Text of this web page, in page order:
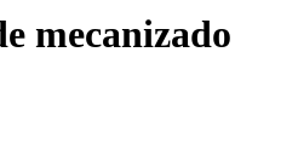
mecanizado